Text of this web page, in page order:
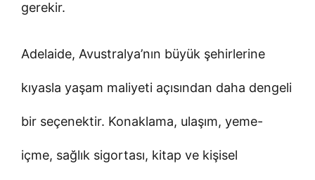
gerekir.
Adelaide, Avustralya’nın büyük şehirlerine
kıyasla yaşam maliyeti açısından daha dengeli
bir seçenektir. Konaklama, ulaşım, yeme-
içme, sağlık sigortası, kitap ve kişisel